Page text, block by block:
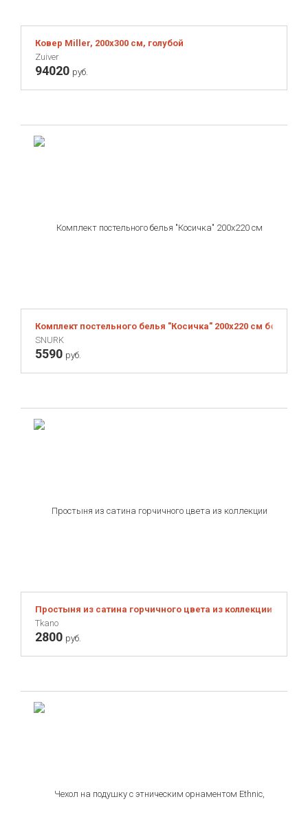
Ковер Miller, 200х300 см, голубой
Zuiver
94020 руб.
Комплект постельного белья "Косичка" 200х220 см бежевый
SNURK
5590 руб.
Простыня из сатина горчичного цвета из коллекции
Tkano
2800 руб.